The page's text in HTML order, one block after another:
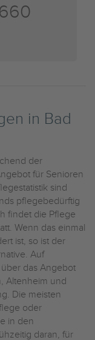
in Bad
der
für Senioren
sind
pflegebedürftig
findet die Pflege
Wenn das einmal
ist, so ist der
Auf
das Angebot
Altenheim und
Die meisten
oder
in den
daran, für